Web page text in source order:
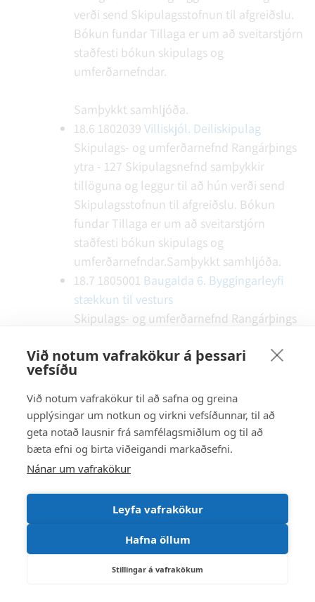
Við notum vafrakökur á þessari
vefsíðu
Við notum vafrakökur til að safna og greina
upplýsingar um notkun og virkni vefsíðunnar, til að
geta notað lausnir frá samfélagsmiðlum og til að
bæta efni og birta viðeigandi markaðsefni.
Nánar um vafrakökur
Leyfa vafrakökur
Hafna öllum
Stillingar á vafrakökum
verði send Skipulagsstofnun til afgreiðslu.
Bókun fundar Tillaga er um að sveitarstjórn
staðfesti bókun skipulags og
umferðarnefndar.
Samþykkt samhljóða.
18.6 1802039 Villiskjól. Deiliskipulag
Skipulags- og umferðarnefnd Rangárþings
ytra - 127 Skipulagsnefnd samþykkir
tillöguna og leggur til að hún verði send
Skipulagsstofnun til afgreiðslu. Bókun
fundar Tillaga er um að sveitarstjórn
staðfesti bókun skipulags og
umferðarnefndar.Samþykkt samhljóða.
18.7 1805001 Baugalda 6. Byggingarleyfi
stækkun til vesturs
Skipulags- og umferðarnefnd Rangárþings
umsækjanda að byggja við hús sitt að sömu
línu og húsin við Baugöldu 2 og 4.
fundarTillaga er um að sveitarstjórn
staðfesti bókun skipulags og
umferðarnefndar.Samþykkt samhljóða.
18.91805008Landsnet. Beiðni um
breytingu á Aðalskipulagi
ytra - 127Skipulagsnefnd samþykkir að
Rangárþings ytra þegar niðurstaða liggur
fyrir um staðsetningu línunnar.